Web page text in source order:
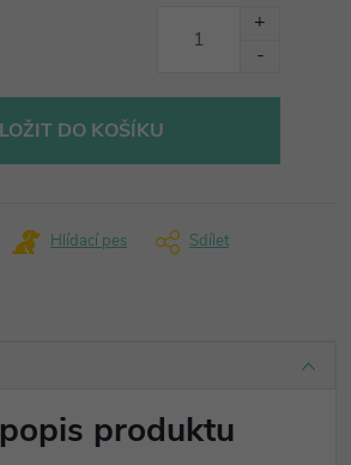
DO KOŠÍKU
Hlídací pes Sdílet
produktu